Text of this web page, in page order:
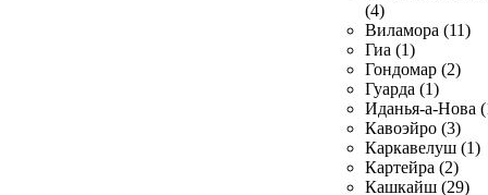
(4)
Виламора (11)
Гиа (1)
Гондомар (2)
Гуарда (1)
Иданья-а-Нова
Кавоэйро (3)
Каркавелуш (1)
Картейра (2)
Кашкайш (29)